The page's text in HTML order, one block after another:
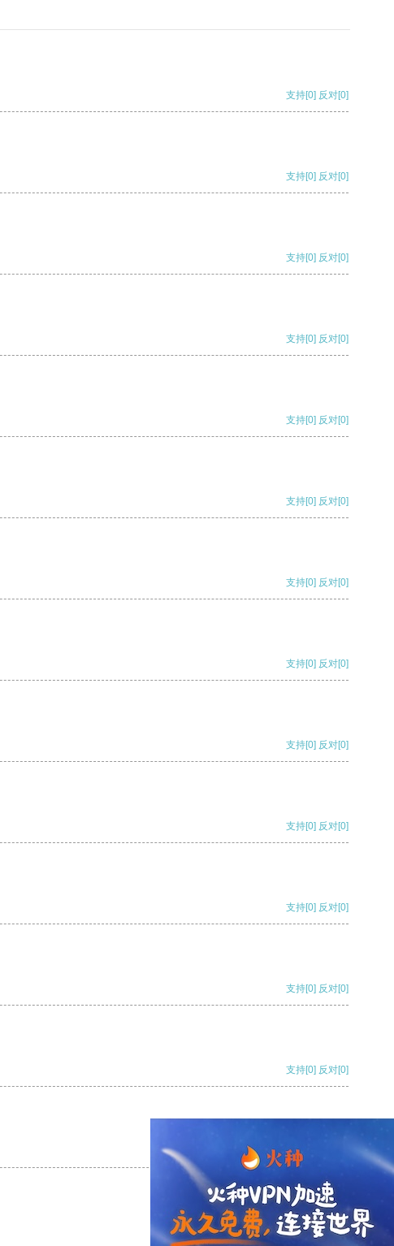
支持[0] 反对[0]
支持[0] 反对[0]
支持[0] 反对[0]
支持[0] 反对[0]
支持[0] 反对[0]
支持[0] 反对[0]
支持[0] 反对[0]
支持[0] 反对[0]
支持[0] 反对[0]
支持[0] 反对[0]
支持[0] 反对[0]
支持[0] 反对[0]
支持[0] 反对[0]
支持
支持[0] 反对[0]